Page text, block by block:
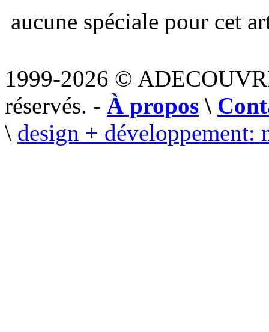
aucune spéciale pour cet
1999-2026 ©
réservés. - À propos \
\ design + développement: